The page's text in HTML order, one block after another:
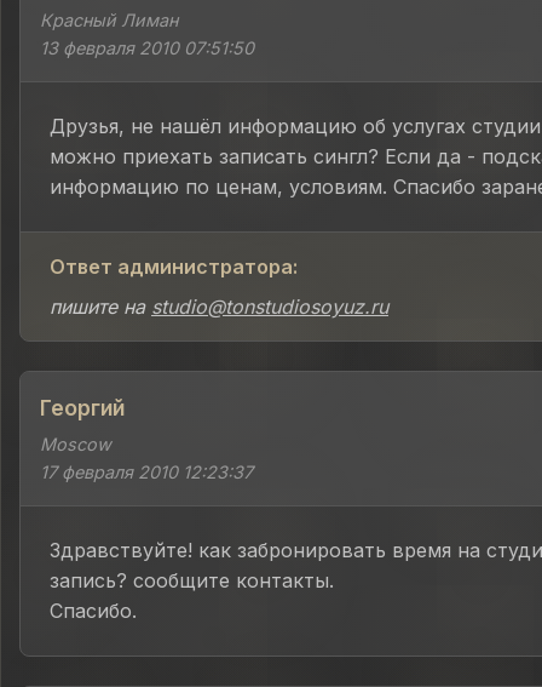
Красный Лиман
13 февраля 2010 07:51:50
Друзья, не нашёл информацию об услугах
можно приехать записать сингл? Если да -
информацию по ценам, условиям. Спасибо
Ответ администратора:
пишите на studio@tonstudiosoyuz.ru
Георгий
Moscow
17 февраля 2010 12:23:37
Здравствуйте! как забронировать время на
запись? сообщите контакты.
Спасибо.